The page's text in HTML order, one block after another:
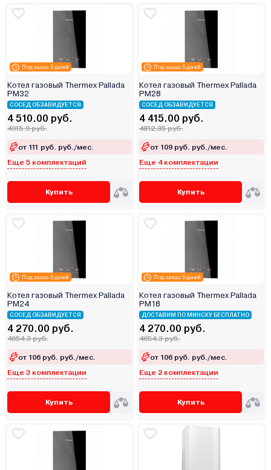
Под заказ 5 дней
Котел газовый Thermex Pallada
PM32
СОСЕД ОБЗАВИДУЕТСЯ
4 510.00 руб.
4915.9 руб.
от 111 руб. руб./мес.
Еще 5 комплектаций
Купить
Под заказ 5 дней
Котел газовый Thermex Pallada
PM28
СОСЕД ОБЗАВИДУЕТСЯ
4 415.00 руб.
4812.35 руб.
от 109 руб. руб./мес.
Еще 4 комплектации
Купить
Под заказ 5 дней
Котел газовый Thermex Pallada
PM24
СОСЕД ОБЗАВИДУЕТСЯ
4 270.00 руб.
4654.3 руб.
от 106 руб. руб./мес.
Еще 3 комплектации
Купить
Под заказ 5 дней
Котел газовый Thermex Pallada
PM18
ДОСТАВИМ ПО МИНСКУ БЕСПЛАТНО
4 270.00 руб.
4654.3 руб.
от 106 руб. руб./мес.
Еще 2 комплектации
Купить